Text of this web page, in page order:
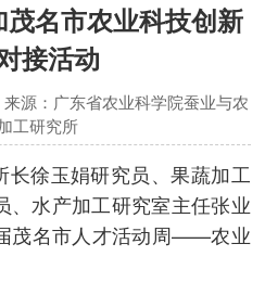
名市农业科技创新
接活动
来源：广东省农业科学院蚕业与农
工研究所
徐玉娟研究员、果蔬加工
、水产加工研究室主任张业
茂名市人才活动周——农业